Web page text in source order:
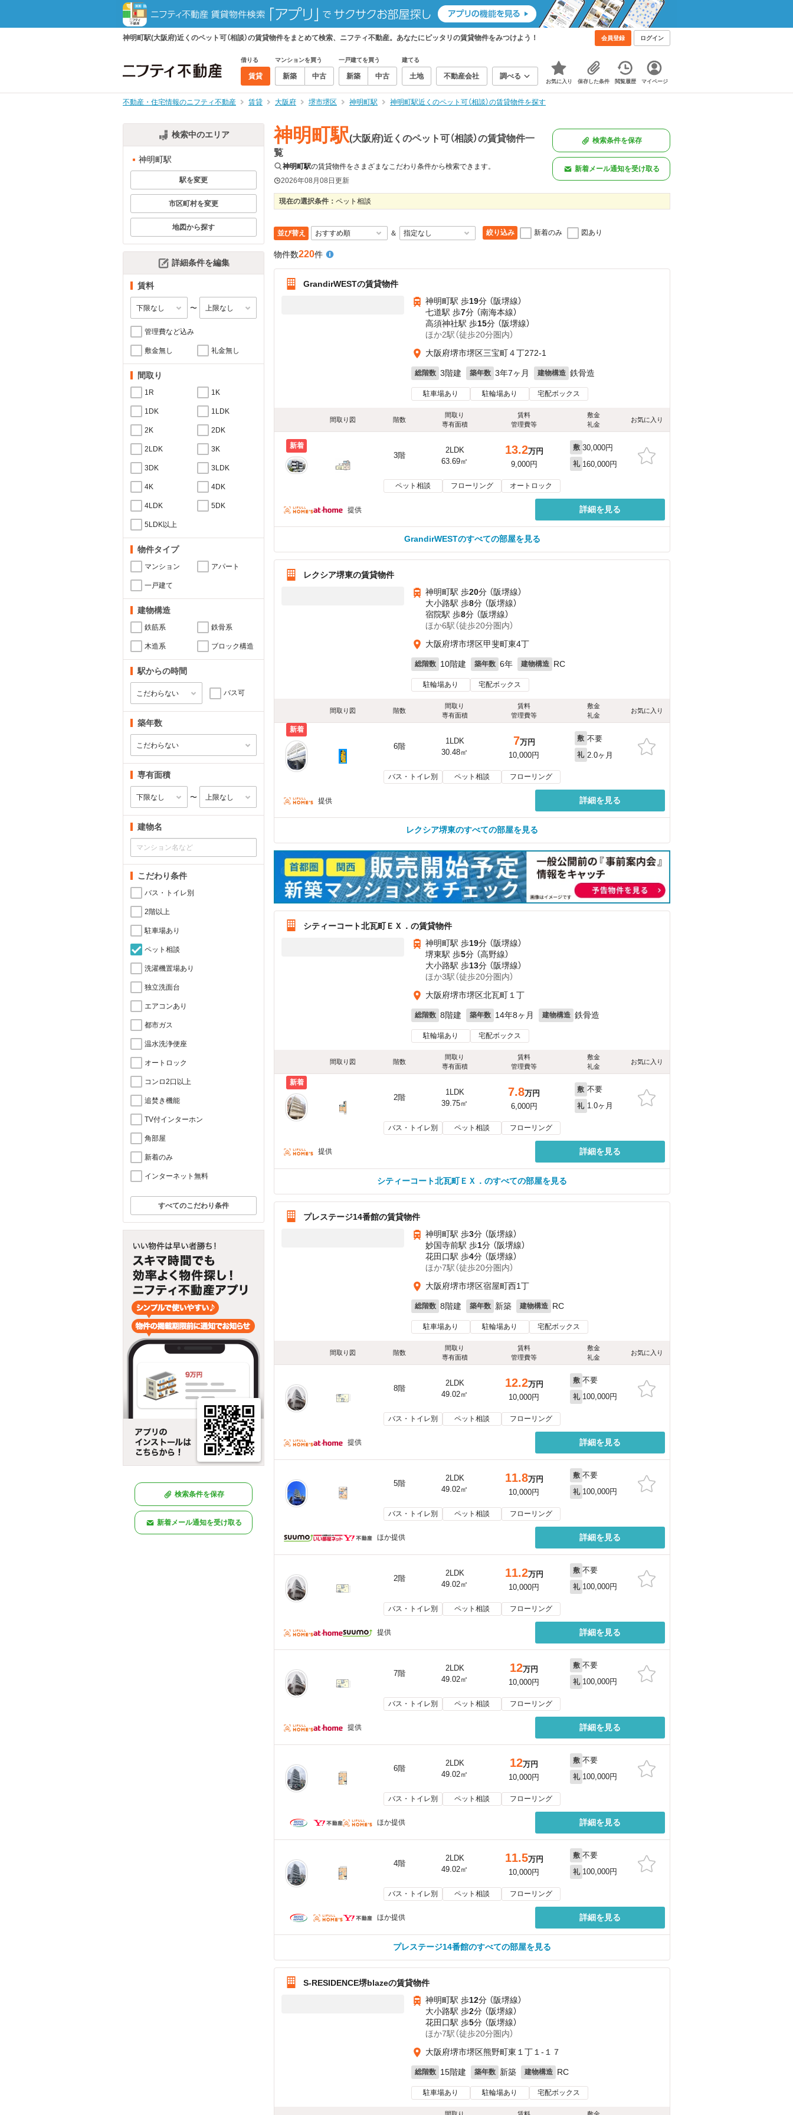
神明町駅(大阪府)近くのペット可（相談）の賃貸物件をまとめて検索、ニフティ不動産。あなたにピッタリの賃貸物件をみつけよう！ 会員登録 ログイン
借りる
賃貸
マンションを買う
新築 中古
一戸建てを買う
新築 中古
建てる
土地 不動産会社 調べる
お気に入り 保存した条件 閲覧履歴 マイページ
不動産・住宅情報のニフティ不動産 賃貸 大阪府 堺市堺区 神明町駅 神明町駅近くのペット可（相談）の賃貸物件を探す
検索中のエリア
神明町駅
駅を変更
市区町村を変更
地図から探す
詳細条件を編集
賃料
〜
管理費など込み
敷金無し 礼金無し
間取り
1R 1K
1DK 1LDK
2K 2DK
2LDK 3K
3DK 3LDK
4K 4DK
4LDK 5DK
5LDK以上
物件タイプ
マンション アパート
一戸建て
建物構造
鉄筋系 鉄骨系
木造系 ブロック構造
駅からの時間
バス可
築年数
専有面積
〜
建物名
こだわり条件
バス・トイレ別
2階以上
駐車場あり
ペット相談
洗濯機置場あり
独立洗面台
エアコンあり
都市ガス
温水洗浄便座
オートロック
コンロ2口以上
追焚き機能
TV付インターホン
角部屋
新着のみ
インターネット無料
すべてのこだわり条件
検索条件を保存
新着メール通知を受け取る
神明町駅(大阪府)近くのペット可（相談）の賃貸物件一
覧
神明町駅の賃貸物件をさまざまなこだわり条件から検索できます。
2026年08月08日更新
検索条件を保存
新着メール通知を受け取る
現在の選択条件： ペット相談
並び替え ＆ 絞り込み 新着のみ 図あり
物件数220件
GrandirWESTの賃貸物件
神明町駅 歩19分 （阪堺線）
七道駅 歩7分 （南海本線）
高須神社駅 歩15分 （阪堺線）
ほか2駅（徒歩20分圏内）
大阪府堺市堺区三宝町４丁272-1
総階数 3階建 築年数 3年7ヶ月 建物構造 鉄骨造
駐車場あり 駐輪場あり 宅配ボックス
間取り図 階数
間取り
専有面積
賃料
管理費等
敷金
礼金
お気に入り
新着
3階
2LDK
63.69㎡
13.2万円
9,000円
敷 30,000円
礼 160,000円
ペット相談 フローリング オートロック
提供 詳細を見る
GrandirWESTのすべての部屋を見る
レクシア堺東の賃貸物件
神明町駅 歩20分 （阪堺線）
大小路駅 歩8分 （阪堺線）
宿院駅 歩8分 （阪堺線）
ほか6駅（徒歩20分圏内）
大阪府堺市堺区甲斐町東4丁
総階数 10階建 築年数 6年 建物構造 RC
駐輪場あり 宅配ボックス
間取り図 階数
間取り
専有面積
賃料
管理費等
敷金
礼金
お気に入り
新着
6階
1LDK
30.48㎡
7万円
10,000円
敷 不要
礼 2.0ヶ月
バス・トイレ別 ペット相談 フローリング
提供 詳細を見る
レクシア堺東のすべての部屋を見る
シティーコート北瓦町ＥＸ．の賃貸物件
神明町駅 歩19分 （阪堺線）
堺東駅 歩5分 （高野線）
大小路駅 歩13分 （阪堺線）
ほか3駅（徒歩20分圏内）
大阪府堺市堺区北瓦町１丁
総階数 8階建 築年数 14年8ヶ月 建物構造 鉄骨造
駐輪場あり 宅配ボックス
間取り図 階数
間取り
専有面積
賃料
管理費等
敷金
礼金
お気に入り
新着
2階
1LDK
39.75㎡
7.8万円
6,000円
敷 不要
礼 1.0ヶ月
バス・トイレ別 ペット相談 フローリング
提供 詳細を見る
シティーコート北瓦町ＥＸ．のすべての部屋を見る
プレステージ14番館の賃貸物件
神明町駅 歩3分 （阪堺線）
妙国寺前駅 歩1分 （阪堺線）
花田口駅 歩4分 （阪堺線）
ほか7駅（徒歩20分圏内）
大阪府堺市堺区宿屋町西1丁
総階数 8階建 築年数 新築 建物構造 RC
駐車場あり 駐輪場あり 宅配ボックス
間取り図 階数
間取り
専有面積
賃料
管理費等
敷金
礼金
お気に入り
8階
2LDK
49.02㎡
12.2万円
10,000円
敷 不要
礼 100,000円
バス・トイレ別 ペット相談 フローリング
提供 詳細を見る
5階
2LDK
49.02㎡
11.8万円
10,000円
敷 不要
礼 100,000円
バス・トイレ別 ペット相談 フローリング
ほか提供 詳細を見る
2階
2LDK
49.02㎡
11.2万円
10,000円
敷 不要
礼 100,000円
バス・トイレ別 ペット相談 フローリング
提供 詳細を見る
7階
2LDK
49.02㎡
12万円
10,000円
敷 不要
礼 100,000円
バス・トイレ別 ペット相談 フローリング
提供 詳細を見る
6階
2LDK
49.02㎡
12万円
10,000円
敷 不要
礼 100,000円
バス・トイレ別 ペット相談 フローリング
ほか提供 詳細を見る
4階
2LDK
49.02㎡
11.5万円
10,000円
敷 不要
礼 100,000円
バス・トイレ別 ペット相談 フローリング
ほか提供 詳細を見る
プレステージ14番館のすべての部屋を見る
S-RESIDENCE堺blazeの賃貸物件
神明町駅 歩12分 （阪堺線）
大小路駅 歩2分 （阪堺線）
花田口駅 歩5分 （阪堺線）
ほか7駅（徒歩20分圏内）
大阪府堺市堺区熊野町東１丁１-１７
総階数 15階建 築年数 新築 建物構造 RC
駐車場あり 駐輪場あり 宅配ボックス
間取り 賃料 敷金